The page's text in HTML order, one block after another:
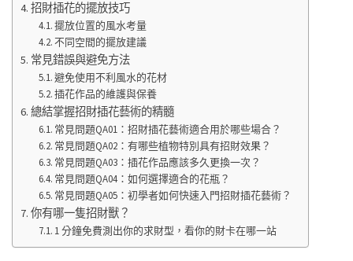
招財插花的擺放技巧
擺放位置的風水考量
不同空間的擺放建議
常見錯誤與避免方法
避免使用不利風水的花材
插花作品的維護與保養
總結掌握招財插花藝術的精髓
常見問題QA01：招財插花藝術適合用於哪些場合？
常見問題QA02：有哪些植物特別具有招財效果？
常見問題QA03：插花作品應該多久更換一次？
常見問題QA04：如何選擇適合的花瓶？
常見問題QA05：初學者如何快速入門招財插花藝術？
你有哪一隻招財獸？
1 分鐘免費測出你的求財型，看你的財卡在哪一站